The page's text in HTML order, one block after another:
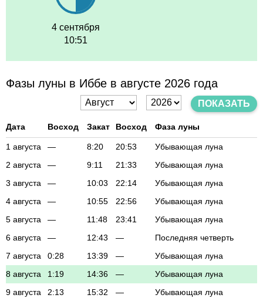
4 сентября
10:51
Фазы луны в Иббе в августе 2026 года
ПОКАЗАТЬ
Дата Восход Закат Восход Фаза луны
1 августа — 8:20 20:53
Убывающая луна
2 августа
— 9:11 21:33
Убывающая луна
3 августа
— 10:03 22:14
Убывающая луна
4 августа
— 10:55 22:56
Убывающая луна
5 августа
— 11:48 23:41
Убывающая луна
6 августа
— 12:43 —
Последняя четверть
7 августа
0:28 13:39 —
Убывающая луна
8 августа
1:19 14:36 —
Убывающая луна
9 августа
2:13 15:32 —
Убывающая луна